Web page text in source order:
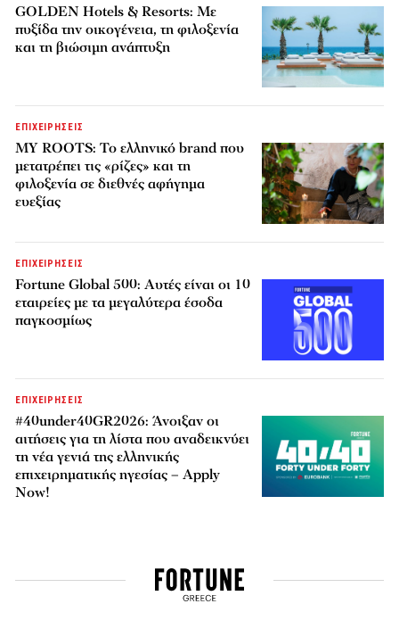
GOLDEN Hotels & Resorts: Με
πυξίδα την οικογένεια, τη φιλοξενία
και τη βιώσιμη ανάπτυξη
ΕΠΙΧΕΙΡΗΣΕΙΣ
MY ROOTS: Το ελληνικό brand που
μετατρέπει τις «ρίζες» και τη
φιλοξενία σε διεθνές αφήγημα
ευεξίας
ΕΠΙΧΕΙΡΗΣΕΙΣ
Fortune Global 500: Αυτές είναι οι 10
εταιρείες με τα μεγαλύτερα έσοδα
παγκοσμίως
ΕΠΙΧΕΙΡΗΣΕΙΣ
#40under40GR2026: Άνοιξαν οι
αιτήσεις για τη λίστα που αναδεικνύει
τη νέα γενιά της ελληνικής
επιχειρηματικής ηγεσίας – Apply
Now!